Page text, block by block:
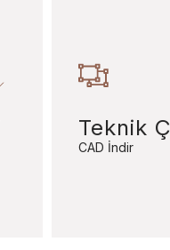
Teknik
CAD İndir